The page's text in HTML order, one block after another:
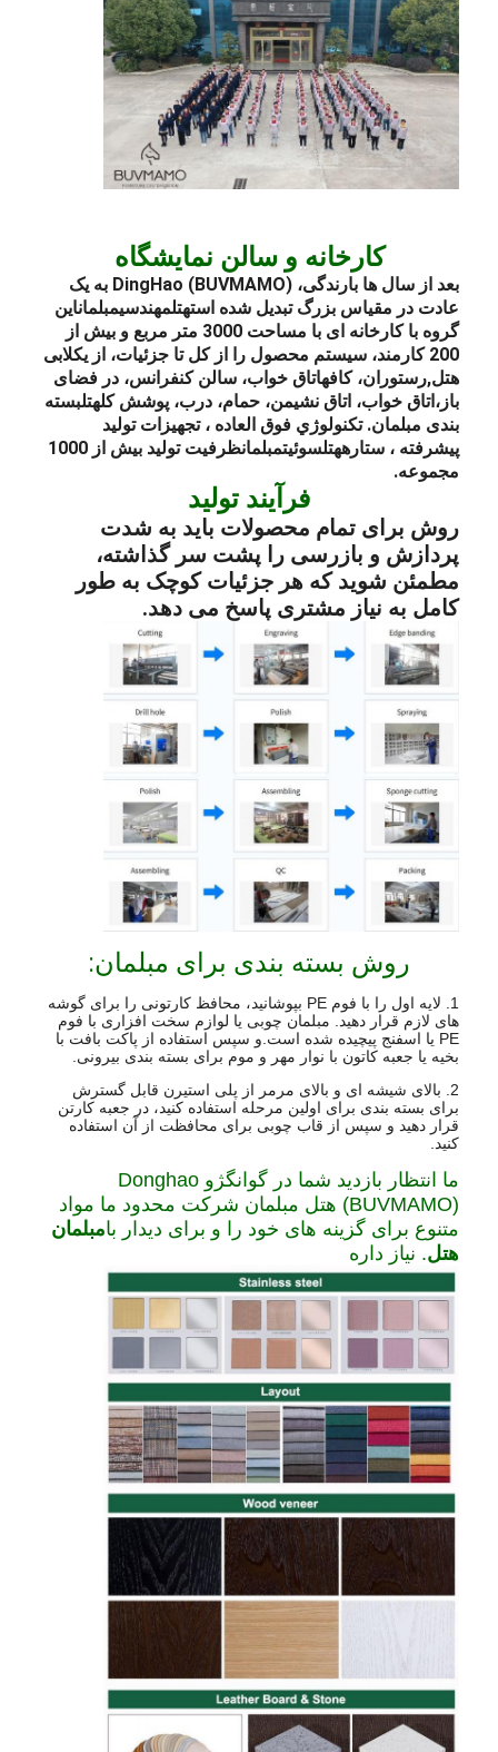
کارخانه و سالن نمایشگاه
بعد از سال ها بارندگی، DingHao (BUVMAMO) به یک
عادت در مقیاس بزرگ تبدیل شده استهتلمهندسیمبلماناین
گروه با کارخانه ای با مساحت 3000 متر مربع و بیش از
200 کارمند، سیستم محصول را از کل تا جزئیات، از یک
لابی
هتل,رستوران، کافهاتاق خواب، سالن کنفرانس، در فضای
باز، اتاق خواب، اتاق نشیمن، حمام، درب، پوشش کلهتلبسته
بندی مبلمان. تکنولوژي فوق العاده ، تجهیزات تولید
پیشرفته ، ستارههتلسوئیتمبلمان
ظرفیت تولید بیش از 1000
مجموعه.
فرآیند تولید
روش برای تمام محصولات باید به شدت
پردازش و بازرسی را پشت سر گذاشته،
مطمئن شوید که هر جزئیات کوچک به طور
کامل به نیاز مشتری پاسخ می دهد.
روش بسته بندی برای مبلمان:
1. لایه اول را با فوم PE بپوشانید، محافظ کارتونی را برای گوشه
های لازم قرار دهید. مبلمان چوبی یا لوازم سخت افزاری با فوم
PE یا اسفنج پیچیده شده است.و سپس استفاده از پاکت بافت با
بخیه یا جعبه کاتون با نوار مهر و موم برای بسته بندی بیرونی.
2. بالای شیشه ای و بالای مرمر از پلی استیرن قابل گسترش
برای بسته بندی برای اولین مرحله استفاده کنید، در جعبه کارتن
قرار دهید و سپس از قاب چوبی برای محافظت از آن استفاده
کنید.
ما انتظار بازدید شما در گوانگژو Donghao
(BUVMAMO) هتل مبلمان شرکت محدود ما مواد
متنوع برای گزینه های خود را و برای دیدار بامبلمان
هتل. نياز داره